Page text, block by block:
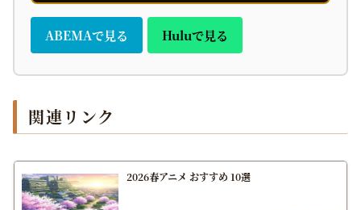
ABEMAで見る Huluで見る
関連リンク
2026春アニメ おすすめ 10選